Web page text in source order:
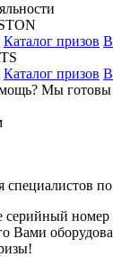
Каталог призов
Каталог призов
Мы готовы
специалистов
серийный
Вами